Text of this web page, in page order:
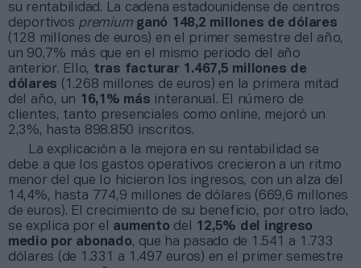
su rentabilidad. La cadena estadounidense de centros
deportivos premium ganó 148,2 millones de dólares
(128 millones de euros) en el primer semestre del año,
un 90,7% más que en el mismo periodo del año
anterior. Ello, tras facturar 1.467,5 millones de
dólares (1.268 millones de euros) en la primera mitad
del año, un 16,1% más interanual. El número de
clientes, tanto presenciales como online, mejoró un
2,3%, hasta 898.850 inscritos.
La explicación a la mejora en su rentabilidad se
debe a que los gastos operativos crecieron a un ritmo
menor del que lo hicieron los ingresos, con un alza del
14,4%, hasta 774,9 millones de dólares (669,6 millones
de euros). El crecimiento de su beneficio, por otro lado,
se explica por el aumento del
12,5% del ingreso
medio por abonado, que ha pasado de 1.541 a 1.733
dólares (de 1.331 a 1.497 euros) en el primer semestre